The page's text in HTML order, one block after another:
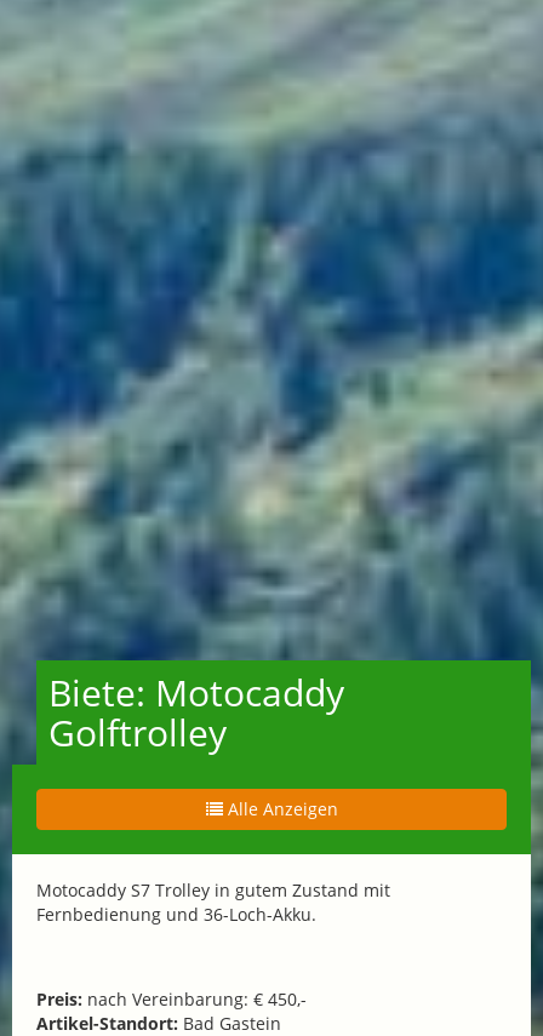
Biete: Motocaddy
Golftrolley
Alle Anzeigen
Motocaddy S7 Trolley in gutem Zustand mit
Fernbedienung und 36-Loch-Akku.
Preis: nach Vereinbarung: € 450,-
Artikel-Standort: Bad Gastein